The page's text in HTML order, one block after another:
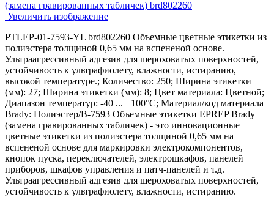
Увеличить изображение
PTLEP-01-7593-YL brd802260 Объемные цветные этикетки из
полиэстера толщиной 0,65 мм на вспененой основе.
Ультраагрессивный адгезив для шероховатых поверхностей,
устойчивость к ультрафиолету, влажности, истиранию,
высокой температуре.; Количество: 250; Ширина этикетки
(мм): 27; Ширина этикетки (мм): 8; Цвет материала: Цветной;
Диапазон температур: -40 ... +100°С; Материал/код материала
Brady: Полиэстер/В-7593 Объемные этикетки EPREP Brady
(замена гравированных табличек) - это инновационные
цветные этикетки из полиэстера толщиной 0,65 мм на
вспененой основе для маркировки электрокомпонентов,
кнопок пуска, переключателей, электрошкафов, панелей
приборов, шкафов управления и патч-панелей и т.д.
Ультраагрессивный адгезив для шероховатых поверхностей,
устойчивость к ультрафиолету, влажности, истиранию.